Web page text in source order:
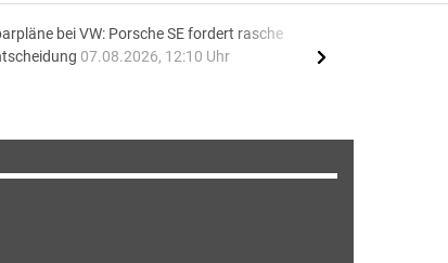
bei VW: Porsche SE fordert rasche
07.08.2026, 12:10 Uhr